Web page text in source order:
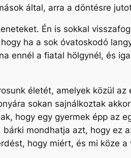
által, arra a döntésre
Én is sokkal
ha a sok óvatoskodó
ennél a fiatal hölgynél, és
életét, amelyek közül
sokan sajnálkoztak
hogy egy gyermek épp az
mondhatja azt, hogy ez
hogy miért, és mi köze a